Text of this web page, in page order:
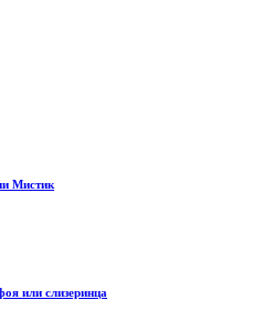
Мистик
или слизеринца